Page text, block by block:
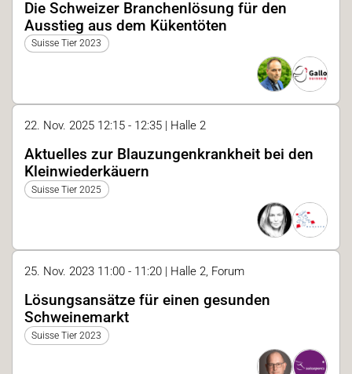
Die Schweizer Branchenlösung für den
Ausstieg aus dem Kükentöten
Suisse Tier 2023
22. Nov. 2025 12:15 - 12:35 | Halle 2
Aktuelles zur Blauzungenkrankheit bei den
Kleinwiederkäuern
Suisse Tier 2025
25. Nov. 2023 11:00 - 11:20 | Halle 2, Forum
Lösungsansätze für einen gesunden
Schweinemarkt
Suisse Tier 2023